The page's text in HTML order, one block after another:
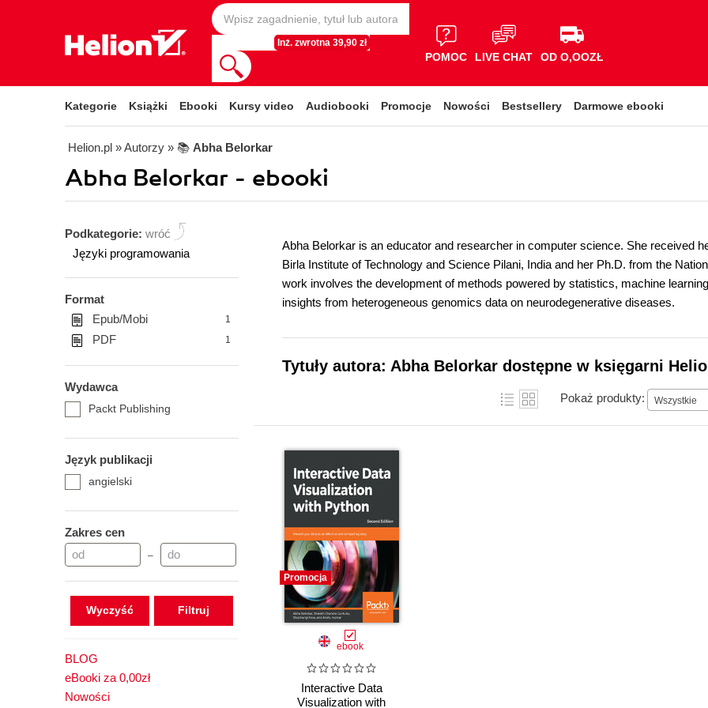
Inż. zwrotna 39,90 zł
POMOC LIVE CHAT OD O,OOZŁ
Kategorie Książki Ebooki Kursy video Audiobooki Promocje Nowości Bestsellery Darmowe ebooki
Helion.pl » Autorzy » 📚 Abha Belorkar
Abha Belorkar - ebooki
Podkategorie: wróć
Języki programowania
Format
Epub/Mobi
1
PDF 1
Wydawca
Packt Publishing
Język publikacji
angielski
Zakres cen
–
Wyczyść
BLOG
eBooki za 0,00zł
Nowości
Abha Belorkar is an educator and researcher in computer science. She received
Birla Institute of Technology and Science Pilani, India and her Ph.D. from the
work involves the development of methods powered by statistics, machine
insights from heterogeneous genomics data on neurodegenerative diseases.
Tytuły autora: Abha Belorkar dostępne w księgarni
Pokaż produkty: Wszystkie
Promocja
ebook
Interactive Data
Visualization with